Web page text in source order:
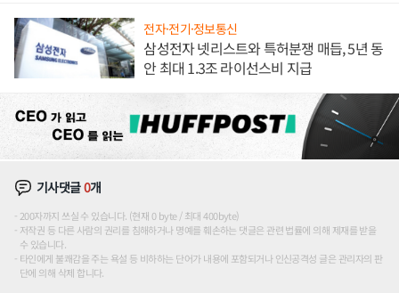
전자·전기·정보통신
삼성전자 넷리스트와 특허분쟁 매듭, 5년 동
안 최대 1.3조 라이선스비 지급
기사댓글0개
200자까지 쓰실 수 있습니다. (현재 0 byte / 최대 400byte)
저작권 등 다른 사람의 권리를 침해하거나 명예를 훼손하는 댓글은 관련 법률에 의해 제재를 받을
수 있습니다.
타인에게 불쾌감을 주는 욕설 등 비하하는 단어가 내용에 포함되거나 인신공격성 글은 관리자의 판
단에 의해 삭제 합니다.